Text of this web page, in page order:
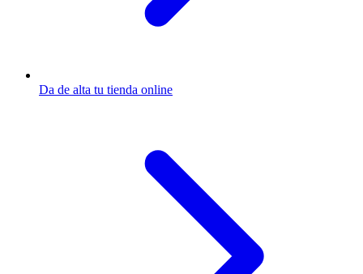
Da de alta tu tienda online